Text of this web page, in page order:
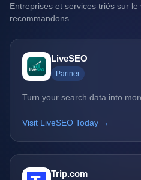
Entreprises et services triés sur
recommandons.
LiveSEO
Partner
Turn your search data into
Visit LiveSEO Today →
Trip.com